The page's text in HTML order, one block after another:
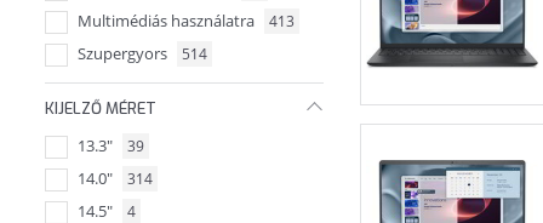
Multimédiás használatra 413
Szupergyors 514
KIJELZŐ MÉRET
13.3" 39
14.0" 314
14.5" 4